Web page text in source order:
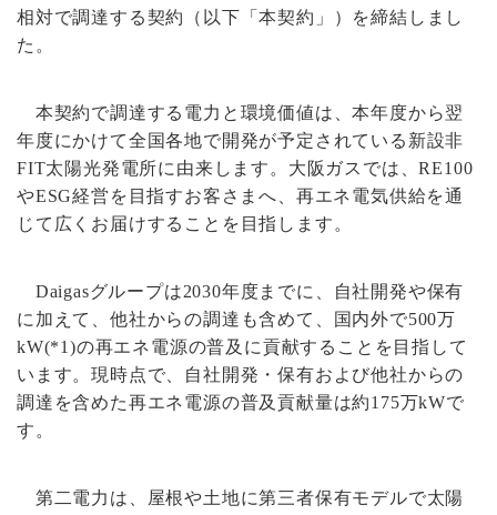
相対で調達する契約（以下「本契約」）を締結しまし
た。
本契約で調達する電力と環境価値は、本年度から翌
年度にかけて全国各地で開発が予定されている新設非
FIT太陽光発電所に由来します。大阪ガスでは、RE100
やESG経営を目指すお客さまへ、再エネ電気供給を通
じて広くお届けすることを目指します。
Daigasグループは2030年度までに、自社開発や保有
に加えて、他社からの調達も含めて、国内外で500万
kW(*1)の再エネ電源の普及に貢献することを目指して
います。現時点で、自社開発・保有および他社からの
調達を含めた再エネ電源の普及貢献量は約175万kWで
す。
第二電力は、屋根や土地に第三者保有モデルで太陽